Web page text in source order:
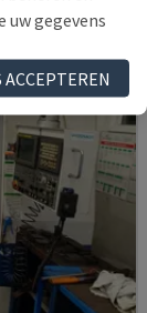
uw gegevens
ACCEPTEREN